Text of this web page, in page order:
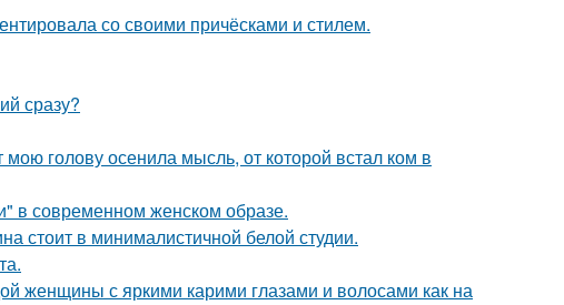
со своими причёсками и стилем.
сразу?
голову осенила мысль, от которой встал ком в
в современном женском образе.
стоит в минималистичной белой студии.
женщины с яркими карими глазами и волосами как на